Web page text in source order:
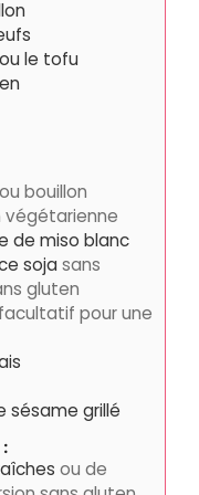
le tofu
ou bouillon
végétarienne
de miso blanc
soja sans
gluten
facultatif pour une
sésame grillé
ou de